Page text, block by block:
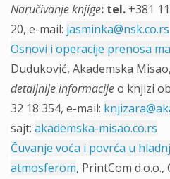
Naručivanje knjige: tel. +381
20, e-mail: jasminka@nsk.co.rs
Osnovi i operacije prenosa
Duduković, Akademska
detaljnije informacijeo knjizi
32 18 354, e-mail:
sajt: akademska-misao.co.rs
Čuvanje voća i povrća u
atmosferom, PrintCom